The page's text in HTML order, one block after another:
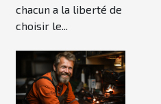
chacun a la liberté de
choisir le...